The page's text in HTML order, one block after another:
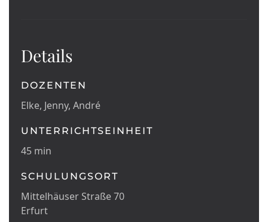
Details
DOZENTEN
Elke, Jenny, André
UNTERRICHTSEINHEIT
45 min
SCHULUNGSORT
Mittelhäuser Straße 70
Erfurt